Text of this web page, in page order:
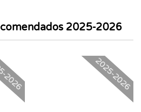
2025-2026
2025-2026